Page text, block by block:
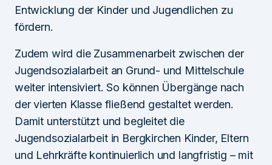
Entwicklung der Kinder und Jugendlichen zu
fördern.
Zudem wird die Zusammenarbeit zwischen der
Jugendsozialarbeit an Grund- und Mittelschule
weiter intensiviert. So können Übergänge nach
der vierten Klasse fließend gestaltet werden.
Damit unterstützt und begleitet die
Jugendsozialarbeit in Bergkirchen Kinder, Eltern
und Lehrkräfte kontinuierlich und langfristig – mit